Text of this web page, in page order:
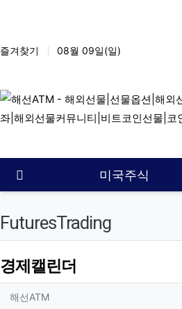
상단 네비
즐겨찾기 08월 09일(일)
메인 메뉴 미국주식
FuturesTrading
경제캘린더
작성자 정보
해선ATM작성